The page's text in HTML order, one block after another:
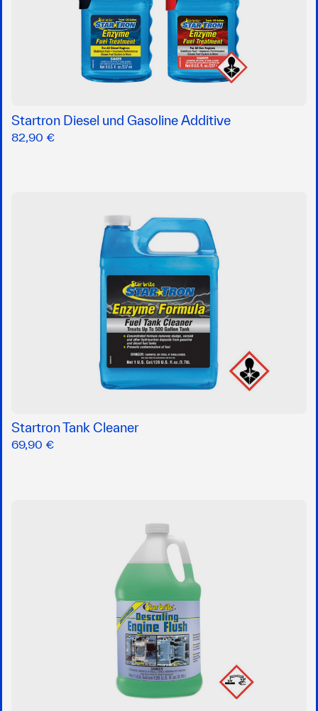
Startron Diesel und Gasoline Additive
82,90 €
Startron Tank Cleaner
69,90 €